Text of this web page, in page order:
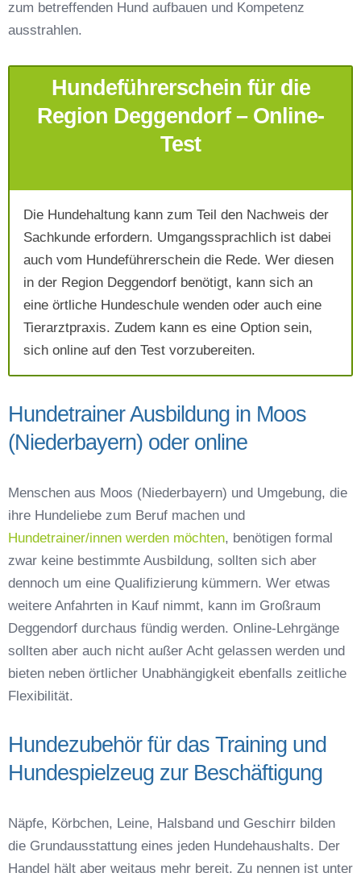
Telefonnummer*
Mit Absenden der Daten akzeptiere ich die
AGB`s.
Absenden
zum betreffenden Hund aufbauen und Kompetenz
ausstrahlen.
Hundeführerschein für die
Region Deggendorf – Online-
Test
Die Hundehaltung kann zum Teil den Nachweis der
Sachkunde erfordern. Umgangssprachlich ist dabei
auch vom Hundeführerschein die Rede. Wer diesen
in der Region Deggendorf benötigt, kann sich an
eine örtliche Hundeschule wenden oder auch eine
Tierarztpraxis. Zudem kann es eine Option sein,
sich online auf den Test vorzubereiten.
Hundetrainer Ausbildung in Moos
(Niederbayern) oder online
Menschen aus Moos (Niederbayern) und Umgebung, die
ihre Hundeliebe zum Beruf machen und
Hundetrainer/innen werden möchten, benötigen formal
zwar keine bestimmte Ausbildung, sollten sich aber
dennoch um eine Qualifizierung kümmern. Wer etwas
weitere Anfahrten in Kauf nimmt, kann im Großraum
Deggendorf durchaus fündig werden. Online-Lehrgänge
sollten aber auch nicht außer Acht gelassen werden und
bieten neben örtlicher Unabhängigkeit ebenfalls zeitliche
Flexibilität.
Hundezubehör für das Training und
Hundespielzeug zur Beschäftigung
Näpfe, Körbchen, Leine, Halsband und Geschirr bilden
die Grundausstattung eines jeden Hundehaushalts. Der
Handel hält aber weitaus mehr bereit. Zu nennen ist unter